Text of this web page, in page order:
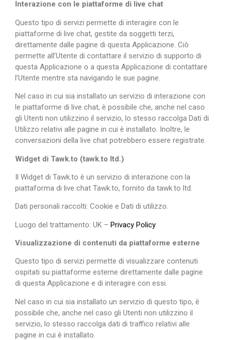
Interazione con le piattaforme di live chat
Questo tipo di servizi permette di interagire con le
piattaforme di live chat, gestite da soggetti terzi,
direttamente dalle pagine di questa Applicazione. Ciò
permette all’Utente di contattare il servizio di supporto di
questa Applicazione o a questa Applicazione di contattare
l’Utente mentre sta navigando le sue pagine.
Nel caso in cui sia installato un servizio di interazione con
le piattaforme di live chat, è possibile che, anche nel caso
gli Utenti non utilizzino il servizio, lo stesso raccolga Dati di
Utilizzo relativi alle pagine in cui è installato. Inoltre, le
conversazioni della live chat potrebbero essere registrate.
Widget di Tawk.to (tawk.to ltd.)
Il Widget di Tawk.to è un servizio di interazione con la
piattaforma di live chat Tawk.to, fornito da tawk.to ltd.
Dati personali raccolti: Cookie e Dati di utilizzo.
Luogo del trattamento: UK – Privacy Policy
Visualizzazione di contenuti da piattaforme esterne
Questo tipo di servizi permette di visualizzare contenuti
ospitati su piattaforme esterne direttamente dalle pagine
di questa Applicazione e di interagire con essi.
Nel caso in cui sia installato un servizio di questo tipo, è
possibile che, anche nel caso gli Utenti non utilizzino il
servizio, lo stesso raccolga dati di traffico relativi alle
pagine in cui è installato.